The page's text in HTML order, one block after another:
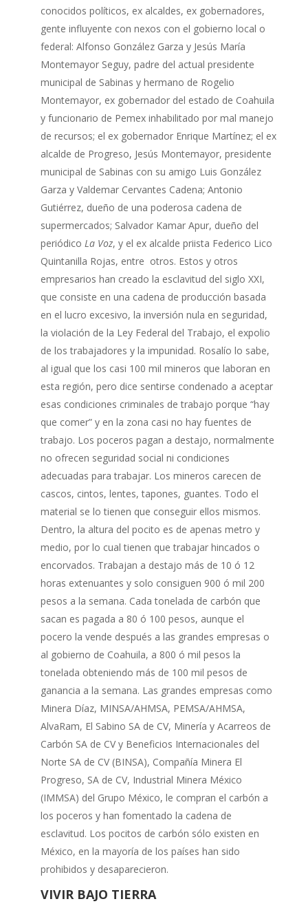
conocidos políticos, ex alcaldes, ex gobernadores,
gente influyente con nexos con el gobierno local o
federal: Alfonso González Garza y Jesús María
Montemayor Seguy, padre del actual presidente
municipal de Sabinas y hermano de Rogelio
Montemayor, ex gobernador del estado de Coahuila
y funcionario de Pemex inhabilitado por mal manejo
de recursos; el ex gobernador Enrique Martínez; el ex
alcalde de Progreso, Jesús Montemayor, presidente
municipal de Sabinas con su amigo Luis González
Garza y Valdemar Cervantes Cadena; Antonio
Gutiérrez, dueño de una poderosa cadena de
supermercados; Salvador Kamar Apur, dueño del
periódico La Voz, y el ex alcalde priista Federico Lico
Quintanilla Rojas, entre otros. Estos y otros
empresarios han creado la esclavitud del siglo XXI,
que consiste en una cadena de producción basada
en el lucro excesivo, la inversión nula en seguridad,
la violación de la Ley Federal del Trabajo, el expolio
de los trabajadores y la impunidad. Rosalío lo sabe,
al igual que los casi 100 mil mineros que laboran en
esta región, pero dice sentirse condenado a aceptar
esas condiciones criminales de trabajo porque “hay
que comer” y en la zona casi no hay fuentes de
trabajo. Los poceros pagan a destajo, normalmente
no ofrecen seguridad social ni condiciones
adecuadas para trabajar. Los mineros carecen de
cascos, cintos, lentes, tapones, guantes. Todo el
material se lo tienen que conseguir ellos mismos.
Dentro, la altura del pocito es de apenas metro y
medio, por lo cual tienen que trabajar hincados o
encorvados. Trabajan a destajo más de 10 ó 12
horas extenuantes y solo consiguen 900 ó mil 200
pesos a la semana. Cada tonelada de carbón que
sacan es pagada a 80 ó 100 pesos, aunque el
pocero la vende después a las grandes empresas o
al gobierno de Coahuila, a 800 ó mil pesos la
tonelada obteniendo más de 100 mil pesos de
ganancia a la semana. Las grandes empresas como
Minera Díaz, MINSA/AHMSA, PEMSA/AHMSA,
AlvaRam, El Sabino SA de CV, Minería y Acarreos de
Carbón SA de CV y Beneficios Internacionales del
Norte SA de CV (BINSA), Compañía Minera El
Progreso, SA de CV, Industrial Minera México
(IMMSA) del Grupo México, le compran el carbón a
los poceros y han fomentado la cadena de
esclavitud. Los pocitos de carbón sólo existen en
México, en la mayoría de los países han sido
prohibidos y desaparecieron.
VIVIR BAJO TIERRA